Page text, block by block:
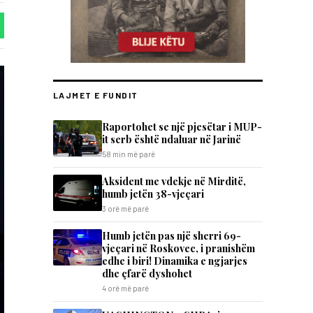
LAJMET E FUNDIT
Raportohet se një pjesëtar i MUP-
it serb është ndaluar në Jarinë
58 min më parë
Aksident me vdekje në Mirditë,
humb jetën 38-vjeçari
3 orë më parë
Humb jetën pas një sherri 69-
vjeçari në Roskovec, i pranishëm
edhe i biri! Dinamika e ngjarjes
dhe çfarë dyshohet
4 orë më parë